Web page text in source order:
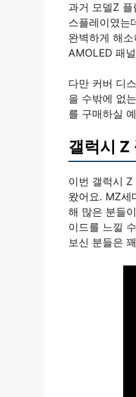
과거 모델Z
스플레이였는
완벽하게 해
AMOLED 패
다만 커버 디
을 수밖에 없
를 구매하실
갤럭시 Z
이번 갤럭시
왔어요. MZ세
해 많은 분들
이드를 느낄
보신 분들은